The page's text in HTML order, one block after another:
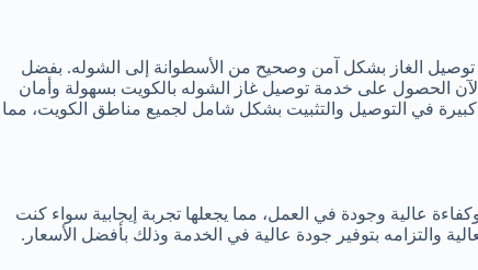
توصيل الغاز بشكل آمن وصحيح من الأسطوانة إلى الشوله. بفضل
الآن الحصول على خدمة توصيل غاز الشوله بالكويت بسهولة وأمان
في التوصيل والتثبيت بشكل شامل لجميع مناطق الكويت، مما
عالية وجودة في العمل، مما يجعلها تجربة إيجابية سواء كنت
والتزامه بتوفير جودة عالية في الخدمة وذلك بأفضل الأسعار.